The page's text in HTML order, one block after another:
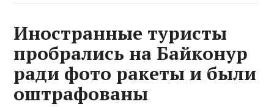
Иностранные туристы
пробрались на Байконур
ради фото ракеты и были
оштрафованы